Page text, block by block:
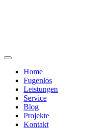
Home
Fugenlos
Leistungen
Service
Blog
Projekte
Kontakt